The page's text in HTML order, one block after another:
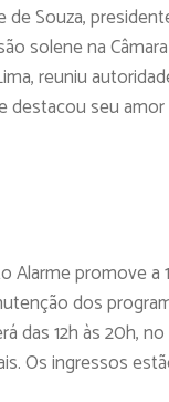
Souza,
solene na
reuniu
seu amor
promove a
dos
das 12h às 20h,
Os ingressos